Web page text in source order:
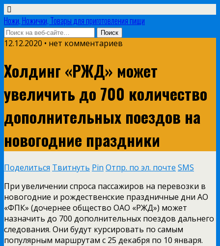
Ножи, Ножички, Товары для приготовления пищи
12.12.2020 • нет комментариев
Холдинг «РЖД» может
увеличить до 700 количество
дополнительных поездов на
новогодние праздники
Поделиться Твитнуть Pin Отпр. по эл. почте SMS
При увеличении спроса пассажиров на перевозки в
новогодние и рождественские праздничные дни АО
«ФПК» (дочернее общество ОАО «РЖД») может
назначить до 700 дополнительных поездов дальнего
следования. Они будут курсировать по самым
популярным маршрутам с 25 декабря по 10 января.